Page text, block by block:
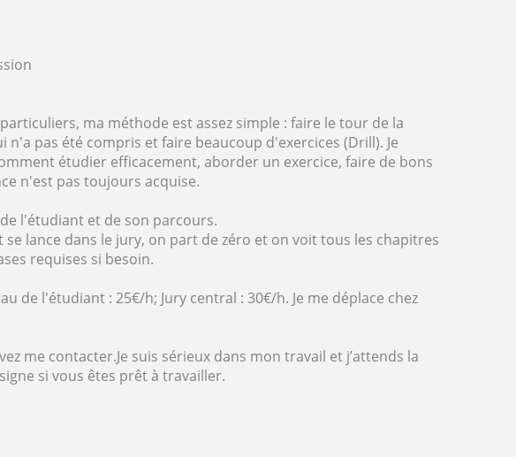
ma méthode est assez simple : faire le tour de la
n'a pas été compris et faire beaucoup d'exercices (Drill). Je
étudier efficacement, aborder un exercice, faire de bons
n'est pas toujours acquise.
l'étudiant et de son parcours.
lance dans le jury, on part de zéro et on voit tous les chapitres
requises si besoin.
de l'étudiant : 25€/h; Jury central : 30€/h. Je me déplace chez
me contacter.Je suis sérieux dans mon travail et j’attends la
si vous êtes prêt à travailler.